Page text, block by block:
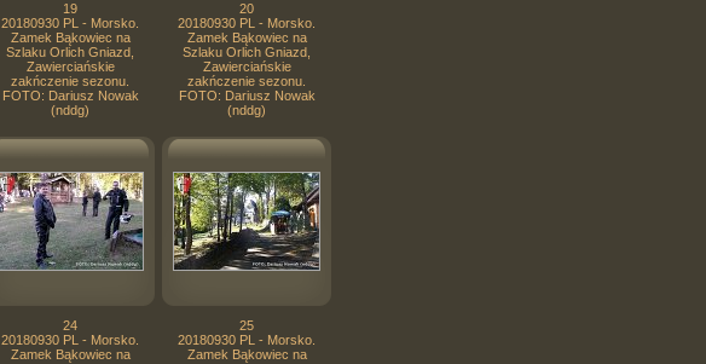
19
20180930 PL - Morsko.
Zamek Bąkowiec na
Szlaku Orlich Gniazd,
Zawierciańskie
zakńczenie sezonu.
FOTO: Dariusz Nowak
(nddg)
20
20180930 PL - Morsko.
Zamek Bąkowiec na
Szlaku Orlich Gniazd,
Zawierciańskie
zakńczenie sezonu.
FOTO: Dariusz Nowak
(nddg)
24
20180930 PL - Morsko.
Zamek Bąkowiec na
25
20180930 PL - Morsko.
Zamek Bąkowiec na